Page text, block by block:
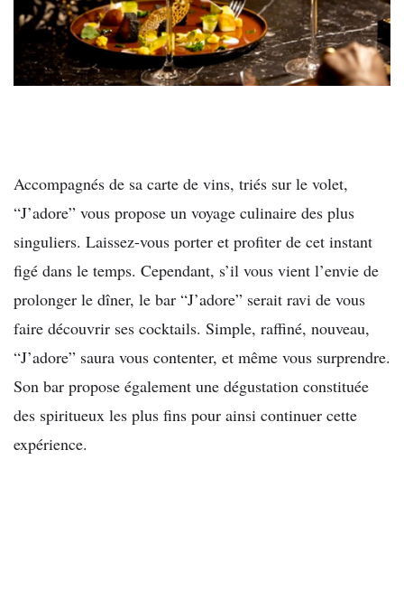
Accompagnés de sa carte de vins, triés sur le volet,
“J’adore” vous propose un voyage culinaire des plus
singuliers. Laissez-vous porter et profiter de cet instant
figé dans le temps. Cependant, s’il vous vient l’envie de
prolonger le dîner, le bar “J’adore” serait ravi de vous
faire découvrir ses cocktails. Simple, raffiné, nouveau,
“J’adore” saura vous contenter, et même vous surprendre.
Son bar propose également une dégustation constituée
des spiritueux les plus fins pour ainsi continuer cette
expérience.